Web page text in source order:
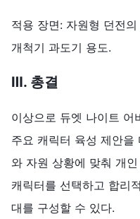
적용 장면: 자원형 던전
개척기 과도기 용도.
Ⅲ. 총결
이상으로 듀엣 나이트
주요 캐릭터 육성 제안을
와 자원 상황에 맞춰 개
캐릭터를 선택하고 합리
대를 구성할 수 있다.